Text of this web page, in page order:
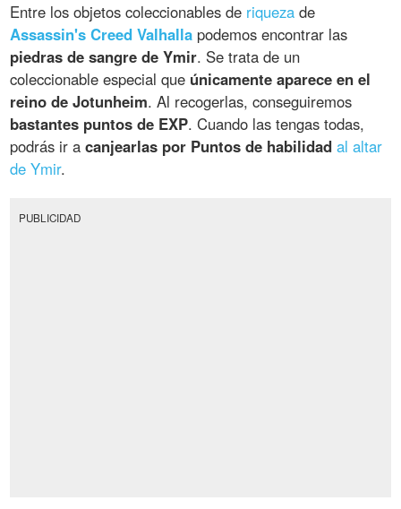
Entre los objetos coleccionables de riqueza de
Assassin's Creed Valhalla podemos encontrar las
piedras de sangre de Ymir. Se trata de un
coleccionable especial que únicamente aparece en el
reino de Jotunheim. Al recogerlas, conseguiremos
bastantes puntos de EXP. Cuando las tengas todas,
podrás ir acanjearlas por Puntos de habilidad al altar
de Ymir.
PUBLICIDAD